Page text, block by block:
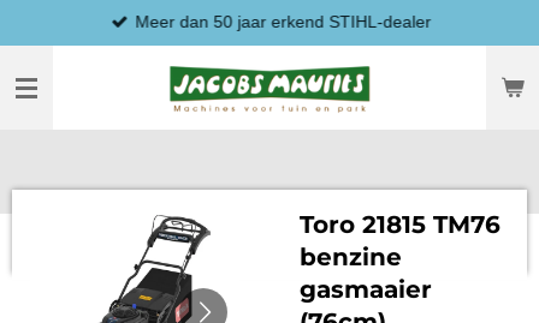
direct
naar
hoofdinhoud
Meer dan 50 jaar erkend STIHL-dealer
Toro 21815 TM76
benzine
gasmaaier